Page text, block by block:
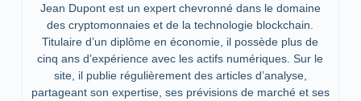
Jean Dupont est un expert chevronné dans le domaine
des cryptomonnaies et de la technologie blockchain.
Titulaire d’un diplôme en économie, il possède plus de
cinq ans d’expérience avec les actifs numériques. Sur le
site, il publie régulièrement des articles d’analyse,
partageant son expertise, ses prévisions de marché et ses